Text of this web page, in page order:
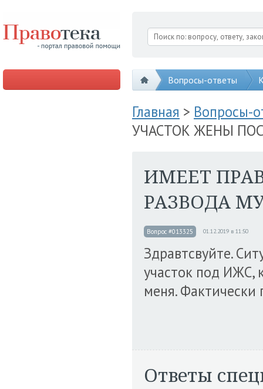
Вопросы-ответы
Главная > Вопросы-
УЧАСТОК ЖЕНЫ
ИМЕЕТ
РАЗВОДА
Вопрос #013325 01.12.2019 в 11:50
Здравтсвуйте.
участок под ИЖС,
меня. Фактически
Ответы